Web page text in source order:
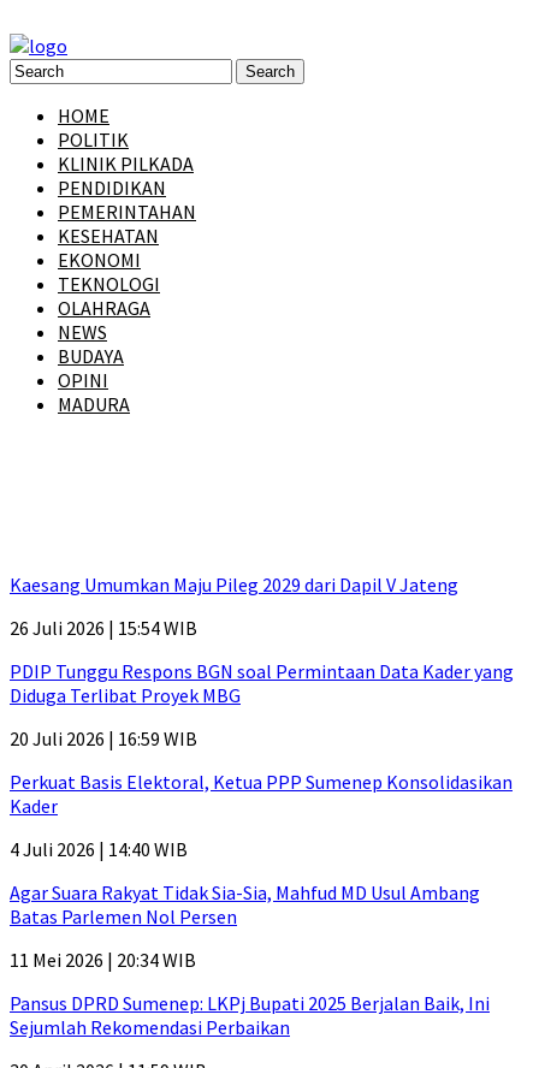
HOME
POLITIK
KLINIK PILKADA
PENDIDIKAN
PEMERINTAHAN
KESEHATAN
EKONOMI
TEKNOLOGI
OLAHRAGA
NEWS
BUDAYA
OPINI
MADURA
Kaesang Umumkan Maju Pileg 2029 dari Dapil V Jateng
26 Juli 2026 | 15:54 WIB
PDIP Tunggu Respons BGN soal Permintaan Data Kader yang
Diduga Terlibat Proyek MBG
20 Juli 2026 | 16:59 WIB
Perkuat Basis Elektoral, Ketua PPP Sumenep Konsolidasikan
Kader
4 Juli 2026 | 14:40 WIB
Agar Suara Rakyat Tidak Sia-Sia, Mahfud MD Usul Ambang
Batas Parlemen Nol Persen
11 Mei 2026 | 20:34 WIB
Pansus DPRD Sumenep: LKPj Bupati 2025 Berjalan Baik, Ini
Sejumlah Rekomendasi Perbaikan